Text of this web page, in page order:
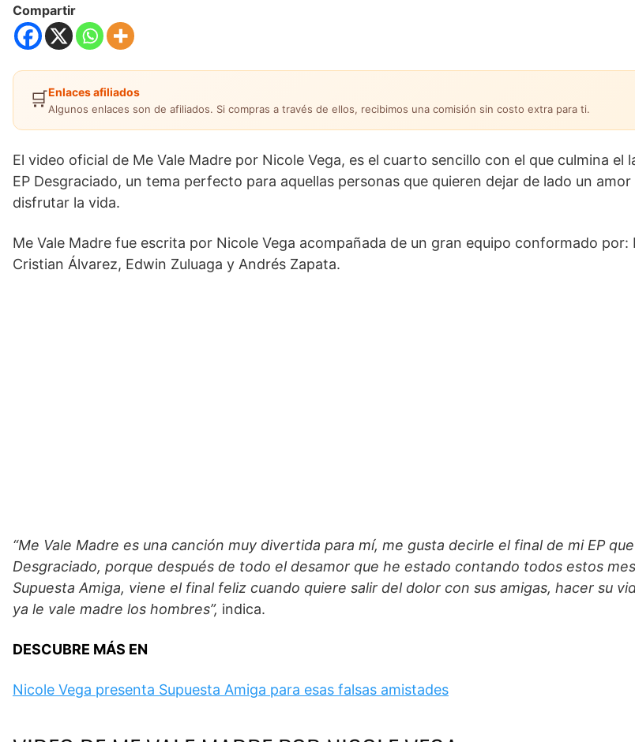
Compartir
🛒Enlaces afiliados
Algunos enlaces son de afiliados. Si compras a través de ellos, recibimos una comisión sin costo extra para ti.
El video oficial de Me Vale Madre por Nicole Vega, es el cuarto sencillo con el que culmina el
EP Desgraciado, un tema perfecto para aquellas personas que quieren dejar de lado un
disfrutar la vida.
Me Vale Madre fue escrita por Nicole Vega acompañada de un gran equipo conformado por:
Cristian Álvarez, Edwin Zuluaga y Andrés Zapata.
“Me Vale Madre es una canción muy divertida para mí, me gusta decirle el final de mi EP
Desgraciado, porque después de todo el desamor que he estado contando todos estos
Supuesta Amiga, viene el final feliz cuando quiere salir del dolor con sus amigas, hacer su
ya le vale madre los hombres”, indica.
DESCUBRE MÁS EN
Nicole Vega presenta Supuesta Amiga para esas falsas amistades